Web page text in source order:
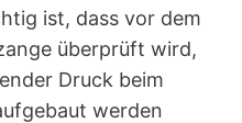
ist, dass vor dem
überprüft wird,
Druck beim
werden